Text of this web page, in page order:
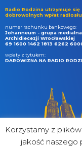
Radio Rodzina utrzymuje się
dobrowolnych wpłat
numer rachunku bankowego:
Johanneum - grupa medialna
Archidiecezji Wrocławskiej
69 1600 1462 1813 6262
wpłaty z tytułem:
DAROWIZNA NA RADIO
Korzystamy z
jakość naszego